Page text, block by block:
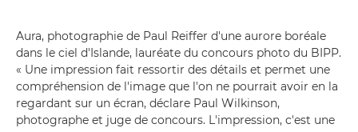
Aura, photographie de Paul Reiffer d'une aurore boréale
dans le ciel d'Islande, lauréate du concours photo du BIPP.
« Une impression fait ressortir des détails et permet une
compréhension de l'image que l'on ne pourrait avoir en la
regardant sur un écran, déclare Paul Wilkinson,
photographe et juge de concours. L'impression, c'est une